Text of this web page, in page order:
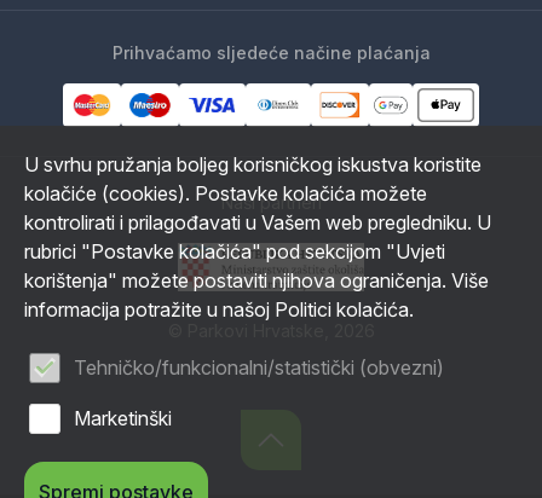
Prihvaćamo sljedeće načine plaćanja
Naši partneri
U svrhu pružanja boljeg korisničkog iskustva koristite
kolačiće (cookies). Postavke kolačića možete
kontrolirati i prilagođavati u Vašem web pregledniku. U
rubrici "Postavke kolačića" pod sekcijom "Uvjeti
korištenja" možete postaviti njihova ograničenja. Više
informacija potražite u našoj Politici kolačića.
Tehničko/funkcionalni/statistički (obvezni)
Marketinški
Spremi postavke